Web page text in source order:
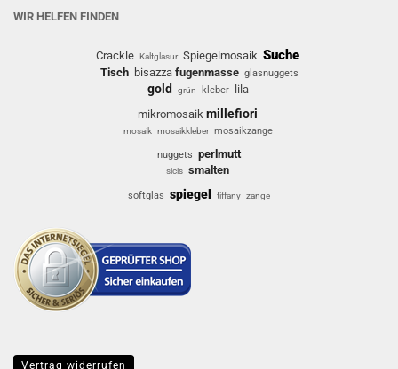
WIR HELFEN FINDEN
Crackle Kaltglasur Spiegelmosaik Suche
Tisch bisazza fugenmasse glasnuggets
gold grün kleber
lila
mikromosaik millefiori
mosaik mosaikkleber mosaikzange
nuggets perlmutt
sicis smalten
softglas spiegel tiffany zange
Vertrag widerrufen